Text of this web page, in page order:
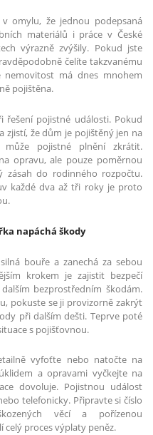
omylu, že jednou podepsaná
materiálů i práce v České
výrazně zvýšily. Pokud jste
čelíte takzvanému
nemovitost má dnes mnohem
pojištěna.
pojistné události. Pokud
zjistí, že dům je pojištěný jen na
pojistné plnění zkrátit.
opravu, ale pouze poměrnou
zásah do rodinného rozpočtu.
každé dva až tři roky je proto
napáchá škody
bouře a zanechá za sebou
krokem je zajistit bezpečí
bezprostředním škodám.
pokuste se ji provizorně zakrýt
při dalším dešti. Teprve poté
s pojišťovnou.
vyfoťte nebo natočte na
a opravami vyčkejte na
dovoluje. Pojistnou událost
telefonicky. Připravte si číslo
věcí a pořízenou
proces výplaty peněz.